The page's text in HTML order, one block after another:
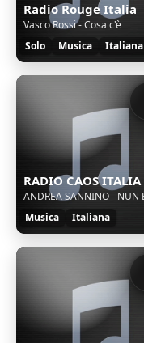
Radio Rouge Italia
Vasco Rossi - Cosa c'è
Solo
Musica Italiana
RADIO CAOS ITALIA
Musica
Italiana